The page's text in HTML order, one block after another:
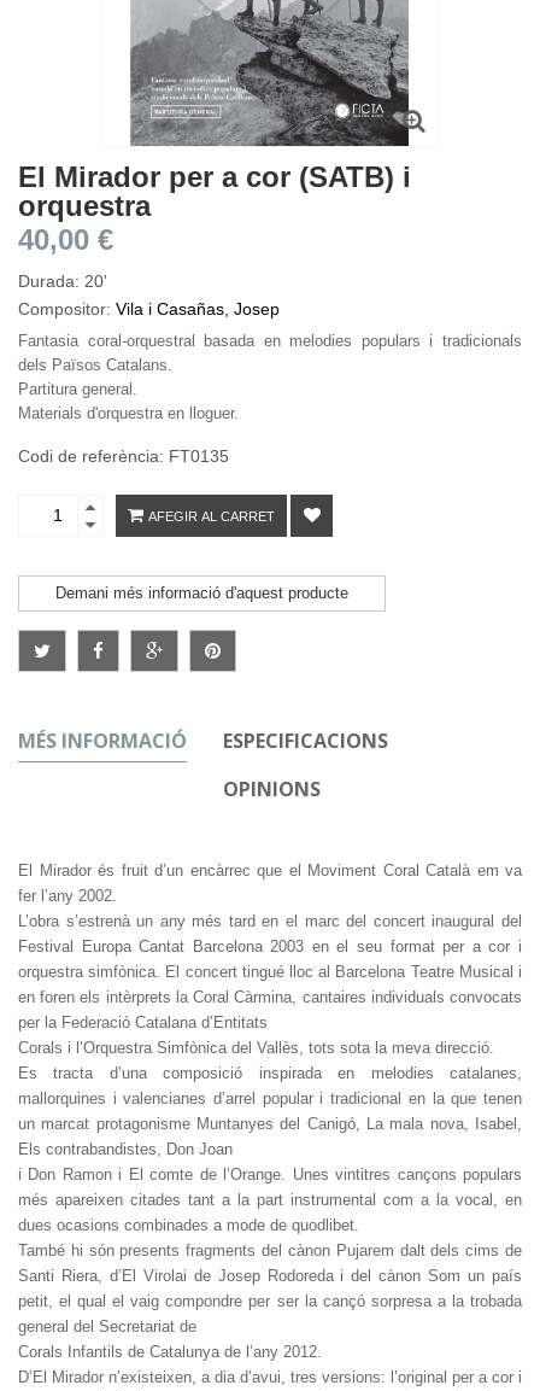
El Mirador per a cor (SATB) i
orquestra
40,00 €
Durada: 20'
Compositor: Vila i Casañas, Josep
Fantasia coral-orquestral basada en melodies populars i tradicionals
dels Països Catalans.
Partitura general.
Materials d'orquestra en lloguer.
Codi de referència: FT0135
AFEGIR AL CARRET
Demani més informació d'aquest producte
MÉS INFORMACIÓ
ESPECIFICACIONS
OPINIONS
El Mirador és fruit d’un encàrrec que el Moviment Coral Català em va
fer l’any 2002.
L’obra s’estrenà un any més tard en el marc del concert inaugural del
Festival Europa Cantat Barcelona 2003 en el seu format per a cor i
orquestra simfònica. El concert tingué lloc al Barcelona Teatre Musical i
en foren els intèrprets la Coral Càrmina, cantaires individuals convocats
per la Federació Catalana d’Entitats
Corals i l’Orquestra Simfònica del Vallès, tots sota la meva direcció.
Es tracta d’una composició inspirada en melodies catalanes,
mallorquines i valencianes d’arrel popular i tradicional en la que tenen
un marcat protagonisme Muntanyes del Canigó, La mala nova, Isabel,
Els contrabandistes, Don Joan
i Don Ramon i El comte de l’Orange. Unes vintitres cançons populars
més apareixen citades tant a la part instrumental com a la vocal, en
dues ocasions combinades a mode de quodlibet.
També hi són presents fragments del cànon Pujarem dalt dels cims de
Santi Riera, d’El Virolai de Josep Rodoreda i del cànon Som un país
petit, el qual el vaig compondre per ser la cançó sorpresa a la trobada
general del Secretariat de
Corals Infantils de Catalunya de l’any 2012.
D’El Mirador n’existeixen, a dia d’avui, tres versions: l’original per a cor i